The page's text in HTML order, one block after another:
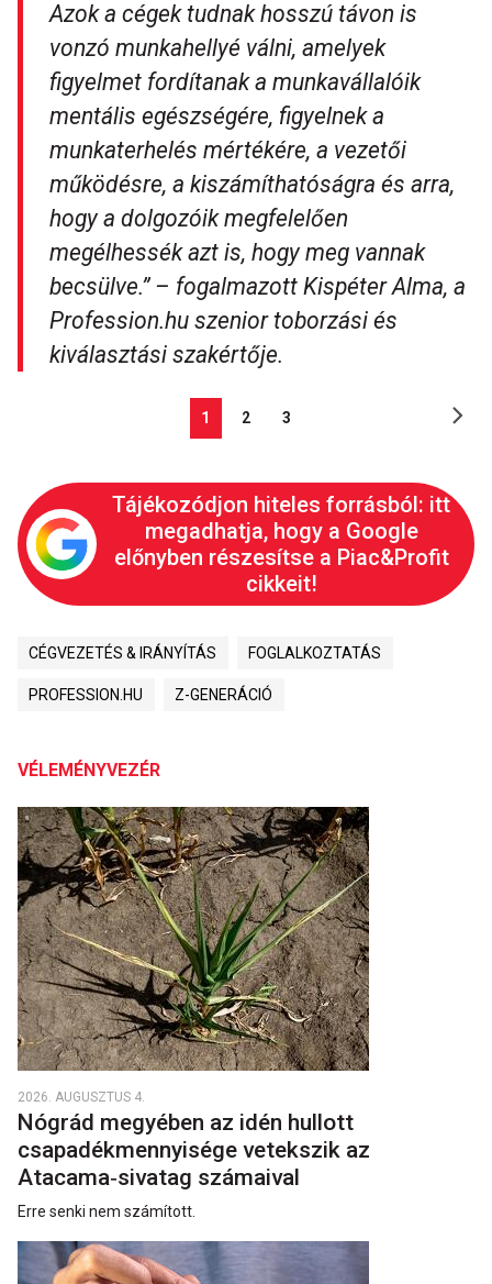
Azok a cégek tudnak hosszú távon is
vonzó munkahellyé válni, amelyek
figyelmet fordítanak a munkavállalóik
mentális egészségére, figyelnek a
munkaterhelés mértékére, a vezetői
működésre, a kiszámíthatóságra és arra,
hogy a dolgozóik megfelelően
megélhessék azt is, hogy meg vannak
becsülve.” – fogalmazott Kispéter Alma, a
Profession.hu szenior toborzási és
kiválasztási szakértője.
1 2 3
Tájékozódjon hiteles forrásból: itt
megadhatja, hogy a Google
előnyben részesítse a Piac&Profit
cikkeit!
CÉGVEZETÉS & IRÁNYÍTÁS FOGLALKOZTATÁS
PROFESSION.HU Z-GENERÁCIÓ
VÉLEMÉNYVEZÉR
2026. AUGUSZTUS 4.
Nógrád megyében az idén hullott
csapadékmennyisége vetekszik az
Atacama‑sivatag számaival
Erre senki nem számított.